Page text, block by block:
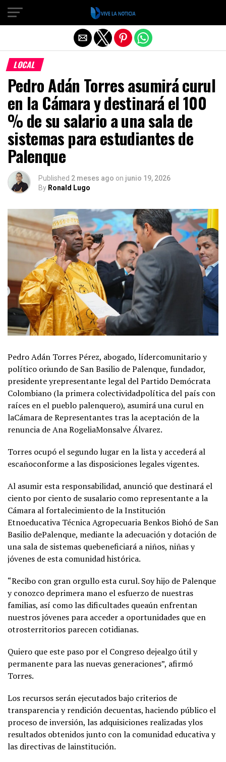
LOCAL
Pedro Adán Torres asumirá curul
en la Cámara y destinará el 100
% de su salario a una sala de
sistemas para estudiantes de
Palenque
Published 2 meses ago on junio 19, 2026
By Ronald Lugo
Pedro Adán Torres Pérez, abogado, lídercomunitario y
político oriundo de San Basilio de Palenque, fundador,
presidente yrepresentante legal del Partido Demócrata
Colombiano (la primera colectividadpolítica del país con
raíces en el pueblo palenquero), asumirá una curul en
laCámara de Representantes tras la aceptación de la
renuncia de Ana RogeliaMonsalve Álvarez.
Torres ocupó el segundo lugar en la lista y accederá al
escañoconforme a las disposiciones legales vigentes.
Al asumir esta responsabilidad, anunció que destinará el
ciento por ciento de susalario como representante a la
Cámara al fortalecimiento de la Institución
Etnoeducativa Técnica Agropecuaria Benkos Biohó de San
Basilio dePalenque, mediante la adecuación y dotación de
una sala de sistemas quebeneficiará a niños, niñas y
jóvenes de esta comunidad histórica.
“Recibo con gran orgullo esta curul. Soy hijo de Palenque
y conozco deprimera mano el esfuerzo de nuestras
familias, así como las dificultades queaún enfrentan
nuestros jóvenes para acceder a oportunidades que en
otrosterritorios parecen cotidianas.
Quiero que este paso por el Congreso dejealgo útil y
permanente para las nuevas generaciones”, afirmó
Torres.
Los recursos serán ejecutados bajo criterios de
transparencia y rendición decuentas, haciendo público el
proceso de inversión, las adquisiciones realizadas ylos
resultados obtenidos junto con la comunidad educativa y
las directivas de lainstitución.
Salir de la versión móvil